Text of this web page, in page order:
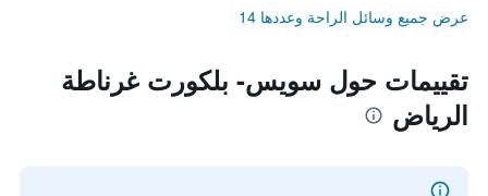
عرض جميع وسائل الراحة وعددها 14
تقييمات حول سويس- بلكورت غرناطة
الرياض